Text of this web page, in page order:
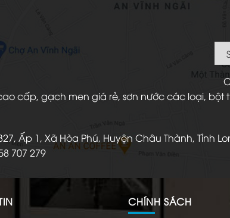
cấp, gạch men giá rẻ, sơn nước các loại, bột
Ấp 1, Xã Hòa Phú, Huyện Châu Thành, Tỉnh
707 279
CHÍNH SÁCH